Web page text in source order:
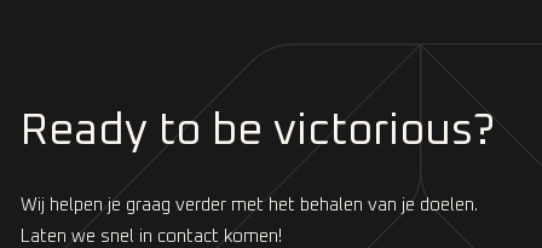
Ready to be victorious?
Wij helpen je graag verder met het behalen van je doelen.
Laten we snel in contact komen!